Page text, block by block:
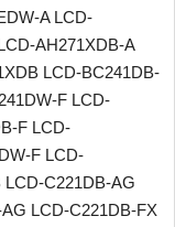
A LCD-
AH271XDB-A
LCD-BC241DB-
F LCD-
F LCD-
F LCD-
C221DB-AG
LCD-C221DB-FX